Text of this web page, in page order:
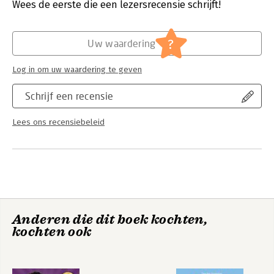
Verschijningsdatum:
1-5-2026
Algemeen management
Wees de eerste die een lezersrecensie schrijft!
Schrijf een recensie
Lees ons recensiebeleid
Uw waardering ?
Log in om uw waardering te geven
Anderen die dit boek kochten,
kochten ook